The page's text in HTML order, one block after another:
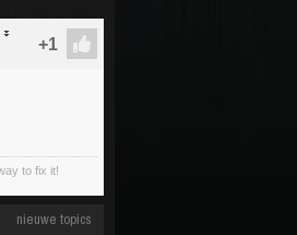
to fix it!
nieuwe topics